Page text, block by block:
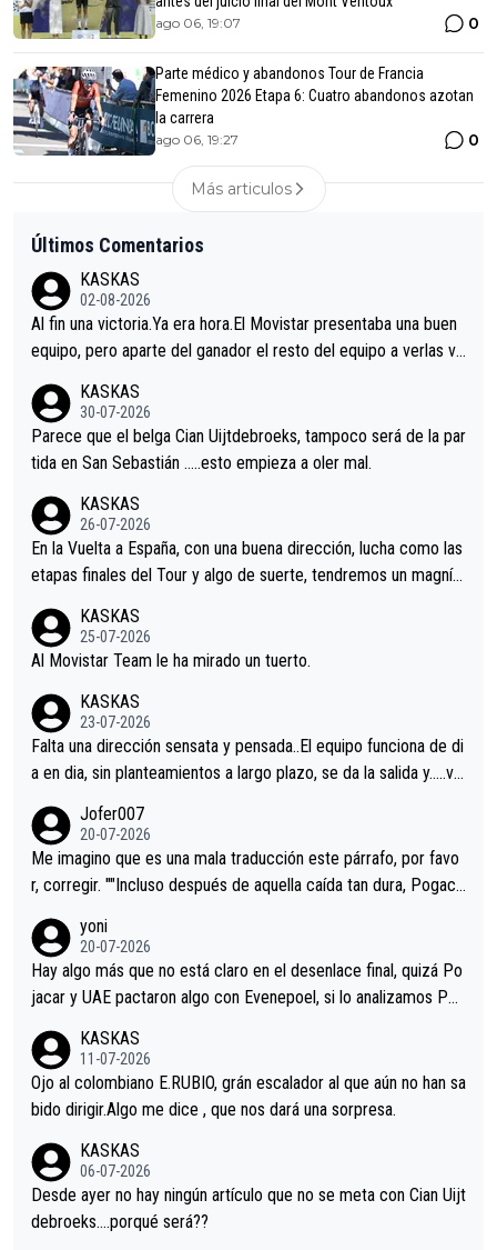
ago 06, 19:07 0
Parte médico y abandonos Tour de Francia
Femenino 2026 Etapa 6: Cuatro abandonos azotan
la carrera
ago 06, 19:27 0
Más articulos
Últimos Comentarios
KASKAS
02-08-2026
Al fin una victoria.Ya era hora.El Movistar presentaba una buen
equipo, pero aparte del ganador el resto del equipo a verlas ve
s.La única buena noticia es la mejoría de Enric Más en San Seb
astian.Si en la Vuelta a Burgos sigue la mejoría, podríamos ten
er alguna sorpresa en la Vuelta.Ojalá.
KASKAS
30-07-2026
Parece que el belga Cian Uijtdebroeks, tampoco será de la par
tida en San Sebastián …..esto empieza a oler mal.
KASKAS
26-07-2026
En la Vuelta a España, con una buena dirección, lucha como las
etapas finales del Tour y algo de suerte, tendremos un magnífi
KASKAS
25-07-2026
Al Movistar Team le ha mirado un tuerto.
KASKAS
23-07-2026
Falta una dirección sensata y pensada..El equipo funciona de di
a en dia, sin planteamientos a largo plazo, se da la salida y…..ve
Minguez, Velez etc etc.Me da pena vivir estos momentos tan
tristes sin victorias.
Jofer007
20-07-2026
Me imagino que es una mala traducción este párrafo, por favo
r, corregir. ""Incluso después de aquella caída tan dura, Pogaca
permaneció pegado a su rueda. Parecía increíble la forma en l
a que era capaz de controlar el miedo", recordó."
yoni
20-07-2026
Hay algo más que no está claro en el desenlace final, quizá Po
jacar y UAE pactaron algo con Evenepoel, si lo analizamos Poj
i sin pedalear, luego está el saludo con Evenepoel dándose la
mano de una manera muy fraternal, más allá de los típicos toqu
es en el hombro con que saludaba a Vingegard. Ahí hubo una in
eta, a ver si por querer poner a Del Toro con calzador en posi
ción de podio UAE y Pojacar se van complicar el tour.
KASKAS
11-07-2026
Ojo al colombiano E.RUBIO, grán escalador al que aún no han sa
bido dirigir.Algo me dice , que nos dará una sorpresa.
KASKAS
06-07-2026
Desde ayer no hay ningún artículo que no se meta con Cian Uijt
debroeks….porqué será??